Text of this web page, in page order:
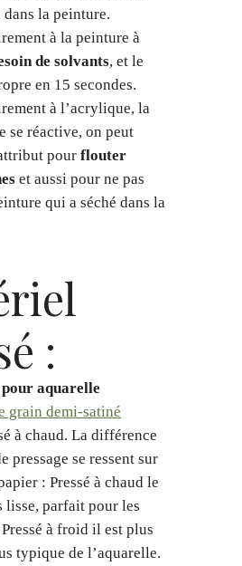
la peinture.
à la peinture à
de solvants, et le
en 15 secondes.
à l’acrylique, la
se réactive, on peut
pour flouter
et aussi pour ne pas
qui a séché dans la
:
aquarelle
grain demi-satiné
à chaud. La différence
pressage se ressent sur
: Pressé à chaud le
lisse, parfait pour les
à froid il est plus
typique de l’aquarelle.